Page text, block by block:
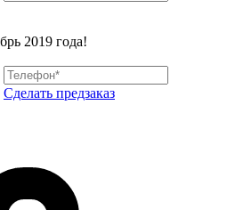
2019 года!
Сделать предзаказ